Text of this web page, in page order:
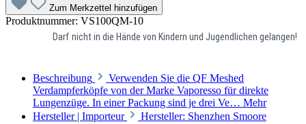
Zum Merkzettel hinzufügen
Produktnummer: VS100QM-10
Darf nicht in die Hände von Kindern und Jugendlichen gelangen!
Beschreibung
Verwenden Sie die QF Meshed
Verdampferköpfe von der Marke Vaporesso für direkte
Lungenzüge. In einer Packung sind je drei Ve… Mehr
Hersteller | Importeur
Hersteller: Shenzhen Smoore